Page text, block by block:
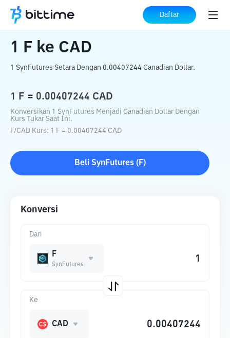
Daftar
Beranda Konverter Kripto CAD
1 F ke CAD
1 SynFutures Setara Dengan 0.00407244 Canadian Dollar.
1 F = 0.00407244 CAD
Konversikan 1 SynFutures Menjadi Canadian Dollar Dengan
Kurs Tukar Saat Ini.
F/CAD Kurs: 1 F = 0.00407244 CAD
Beli SynFutures( F)
Konversi
Dari
F
SynFutures
Ke
CAD